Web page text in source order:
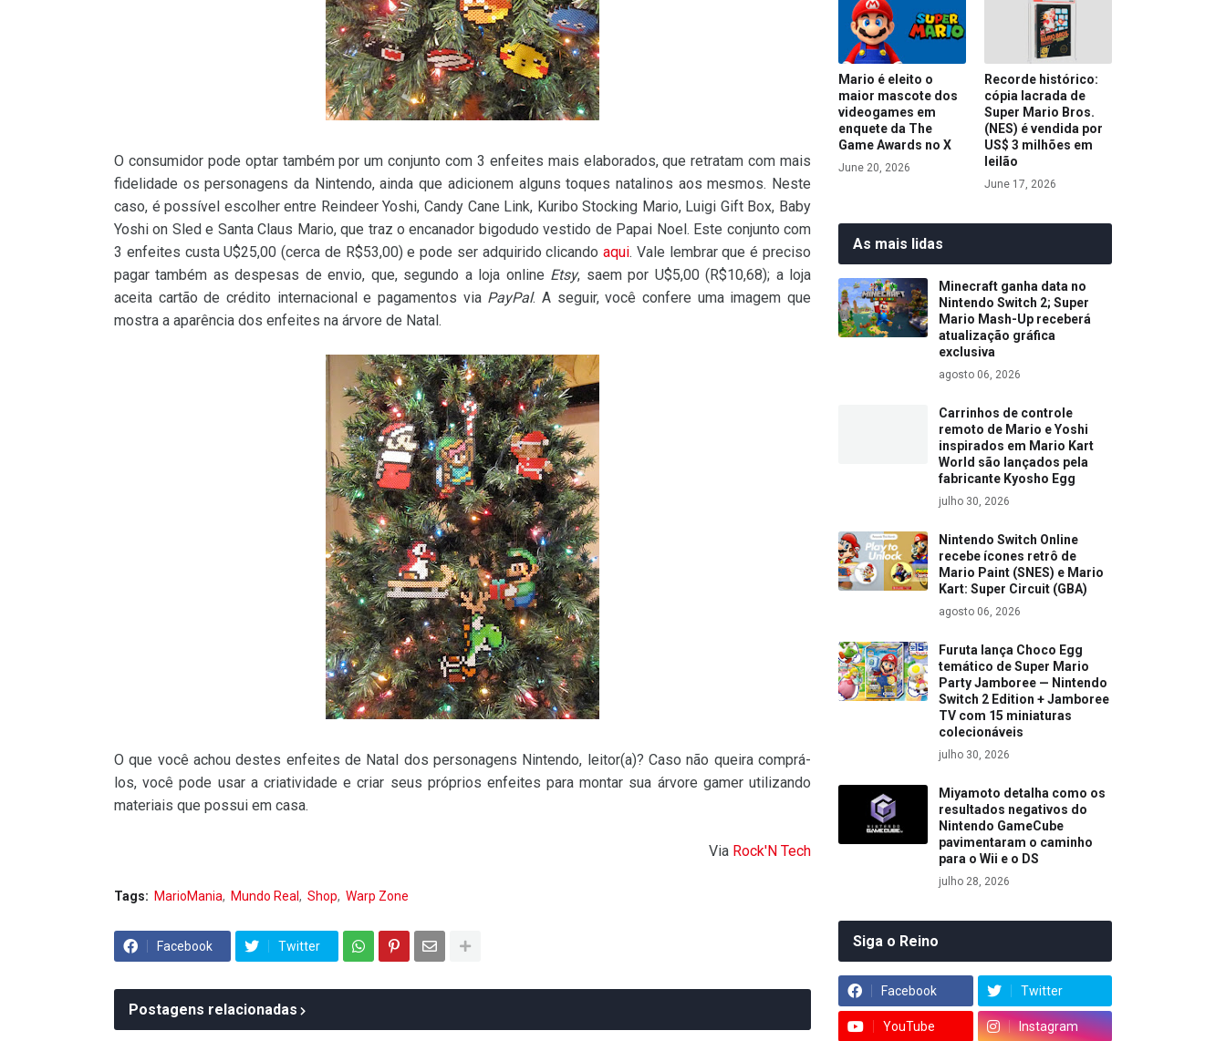
O consumidor pode optar também por um conjunto com 3 enfeites mais elaborados, que retratam com mais
fidelidade os personagens da Nintendo, ainda que adicionem alguns toques natalinos aos mesmos. Neste
caso, é possível escolher entre Reindeer Yoshi, Candy Cane Link, Kuribo Stocking Mario, Luigi Gift Box, Baby
Yoshi on Sled e Santa Claus Mario, que traz o encanador bigodudo vestido de Papai Noel. Este conjunto com
3 enfeites custa U$25,00 (cerca de R$53,00) e pode ser adquirido clicandoaqui. Vale lembrar que é preciso
pagar também as despesas de envio, que, segundo a loja online Etsy, saem por U$5,00 (R$10,68); a loja
aceita cartão de crédito internacional e pagamentos via PayPal. A seguir, você confere uma imagem que
mostra a aparência dos enfeites na árvore de Natal.
O que você achou destes enfeites de Natal dos personagens Nintendo, leitor(a)? Caso não queira comprá-
los, você pode usar a criatividade e criar seus próprios enfeites para montar sua árvore gamer utilizando
materiais que possui em casa.
Via Rock'N Tech
Tags: MarioMania Mundo Real Shop Warp Zone
Facebook Twitter
Postagens relacionadas
Mario é eleito o
maior mascote dos
videogames em
enquete da The
Game Awards no X
June 20, 2026
Recorde histórico:
cópia lacrada de
Super Mario Bros.
(NES) é vendida por
US$ 3 milhões em
leilão
June 17, 2026
As mais lidas
Minecraft ganha data no
Nintendo Switch 2; Super
Mario Mash-Up receberá
atualização gráfica
exclusiva
agosto 06, 2026
Carrinhos de controle
remoto de Mario e Yoshi
inspirados em Mario Kart
World são lançados pela
fabricante Kyosho Egg
julho 30, 2026
Nintendo Switch Online
recebe ícones retrô de
Mario Paint (SNES) e Mario
Kart: Super Circuit (GBA)
agosto 06, 2026
Furuta lança Choco Egg
temático de Super Mario
Party Jamboree — Nintendo
Switch 2 Edition + Jamboree
TV com 15 miniaturas
colecionáveis
julho 30, 2026
Miyamoto detalha como os
resultados negativos do
Nintendo GameCube
pavimentaram o caminho
para o Wii e o DS
julho 28, 2026
Siga o Reino
Facebook Twitter
YouTube Instagram